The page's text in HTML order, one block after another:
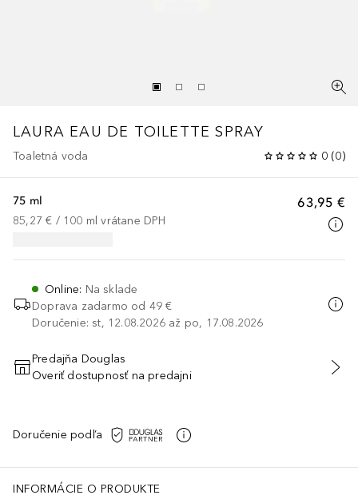
LAURA EAU DE TOILETTE SPRAY
Toaletná voda 0 (0)
63,95 €
75 ml
85,27 € / 100 ml vrátane DPH
Online: Na sklade
Doprava zadarmo od 49 €
Doručenie: st, 12.08.2026 až po, 17.08.2026
PRIDAŤ DO KOŠÍKA
Predajňa Douglas
Overiť dostupnosť na predajni
Doručenie podľa
INFORMÁCIE O PRODUKTE